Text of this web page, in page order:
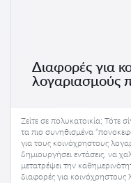
Διαφορές για
λογαριασμούς
Ζείτε σε πολυκατοικία; Τότε
τα πιο συνηθισμένα
για τους κοινόχρηστους
δημιουργήσει εντάσεις, να
μετατρέψει την
διαφορές για κοινόχρηστους